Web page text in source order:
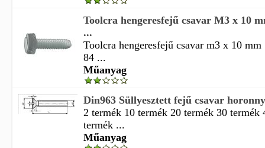
Toolcra hengeresfejű csavar M3 x 10
...
Toolcra hengeresfejű csavar m3 x 10
84 ...
Műanyag
Din963 Süllyesztett fejű csavar
2 termék 10 termék 20 termék 30 termék
termék ...
Műanyag